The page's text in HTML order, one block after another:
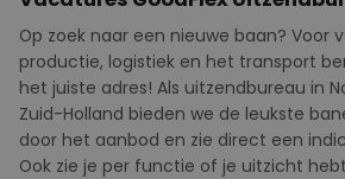
Op zoek naar een nieuwe baan? Voor
productie, logistiek en het transport
het juiste adres! Als uitzendbureau in
Zuid-Holland bieden we de leukste
door het aanbod en zie direct een
Ook zie je per functie of je uitzicht